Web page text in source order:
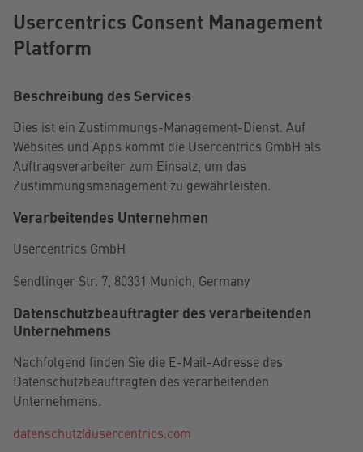
Usercentrics Consent Management
Platform
Beschreibung des Services
Dies ist ein Zustimmungs-Management-Dienst. Auf
Websites und Apps kommt die Usercentrics GmbH als
Auftragsverarbeiter zum Einsatz, um das
Zustimmungsmanagement zu gewährleisten.
Verarbeitendes Unternehmen
Usercentrics GmbH
Sendlinger Str. 7, 80331 Munich, Germany
Datenschutzbeauftragter des verarbeitenden
Unternehmens
Nachfolgend finden Sie die E-Mail-Adresse des
Datenschutzbeauftragten des verarbeitenden
Unternehmens.
datenschutz@usercentrics.com